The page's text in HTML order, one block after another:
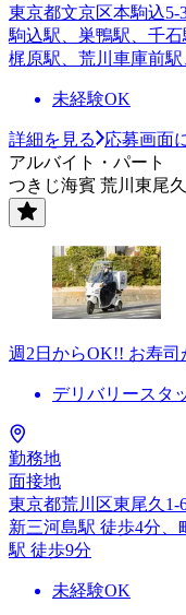
東京都文京区本駒込5-
駒込駅、巣鴨駅、千
梶原駅、荒川車庫前
未経験OK
詳細を見る
応募画面
アルバイト・パート
つきじ海賓 荒川東尾
週2日からOK!! お寿司
デリバリースタ
勤務地
面接地
東京都荒川区東尾久1-
新三河島駅 徒歩4分、
駅 徒歩9分
未経験OK